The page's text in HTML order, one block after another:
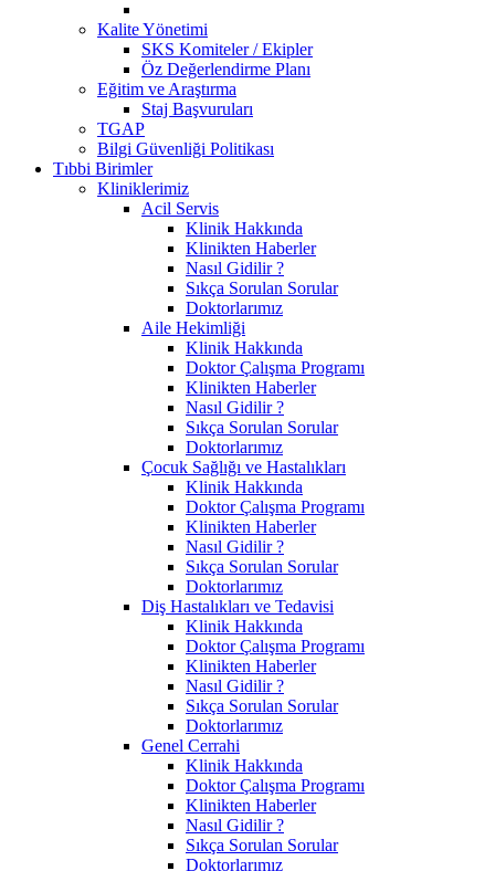
Kalite Yönetimi
SKS Komiteler / Ekipler
Öz Değerlendirme Planı
Eğitim ve Araştırma
Staj Başvuruları
TGAP
Bilgi Güvenliği Politikası
Tıbbi Birimler
Kliniklerimiz
Acil Servis
Klinik Hakkında
Klinikten Haberler
Nasıl Gidilir ?
Sıkça Sorulan Sorular
Doktorlarımız
Aile Hekimliği
Klinik Hakkında
Doktor Çalışma Programı
Klinikten Haberler
Nasıl Gidilir ?
Sıkça Sorulan Sorular
Doktorlarımız
Çocuk Sağlığı ve Hastalıkları
Klinik Hakkında
Doktor Çalışma Programı
Klinikten Haberler
Nasıl Gidilir ?
Sıkça Sorulan Sorular
Doktorlarımız
Diş Hastalıkları ve Tedavisi
Klinik Hakkında
Doktor Çalışma Programı
Klinikten Haberler
Nasıl Gidilir ?
Sıkça Sorulan Sorular
Doktorlarımız
Genel Cerrahi
Klinik Hakkında
Doktor Çalışma Programı
Klinikten Haberler
Nasıl Gidilir ?
Sıkça Sorulan Sorular
Doktorlarımız